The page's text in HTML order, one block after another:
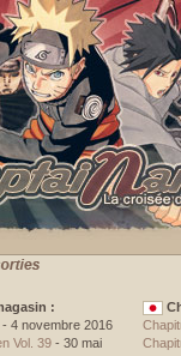
:
- 4 novembre 2016
Vol. 39 - 30 mai